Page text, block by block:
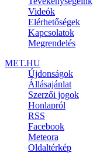
Videók
Elérhetőségek
Kapcsolatok
Megrendelés
MET.HU
Újdonságok
Állásajánlat
Szerzői jogok
Honlapról
RSS
Facebook
Meteora
Oldaltérkép